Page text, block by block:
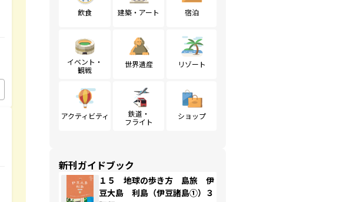
飲食 建築・アート 宿泊
イベント・
観戦
世界遺産 リゾート
アクティビティ
鉄道・
フライト
ショップ
新刊ガイドブック
１５ 地球の歩き方 島旅 伊
豆大島 利島（伊豆諸島①）３